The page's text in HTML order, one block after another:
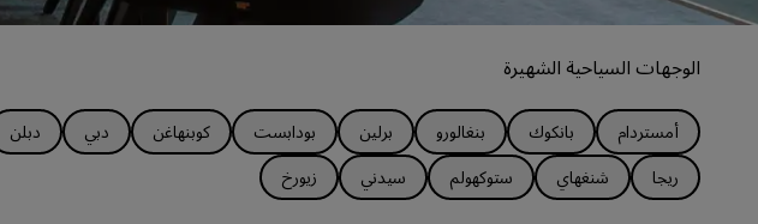
الوجهات السياحية الشهيرة
أمستردام بانكوك بنغالورو برلين بودابست كوبنهاغن دبي دبلن
ريجا
شنغهاي ستوكهولم سيدني زيورخ